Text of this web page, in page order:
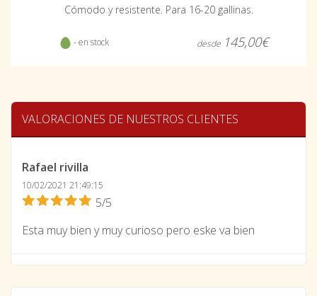
Cómodo y resistente. Para 16-20 gallinas.
- en stock desde 145,00€
VALORACIONES DE NUESTROS CLIENTES
Rafael rivilla
10/02/2021 21:49:15
5/5
Esta muy bien y muy curioso pero eske va bien